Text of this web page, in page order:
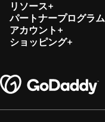
リソース
パートナープログラム
アカウント
ショッピング